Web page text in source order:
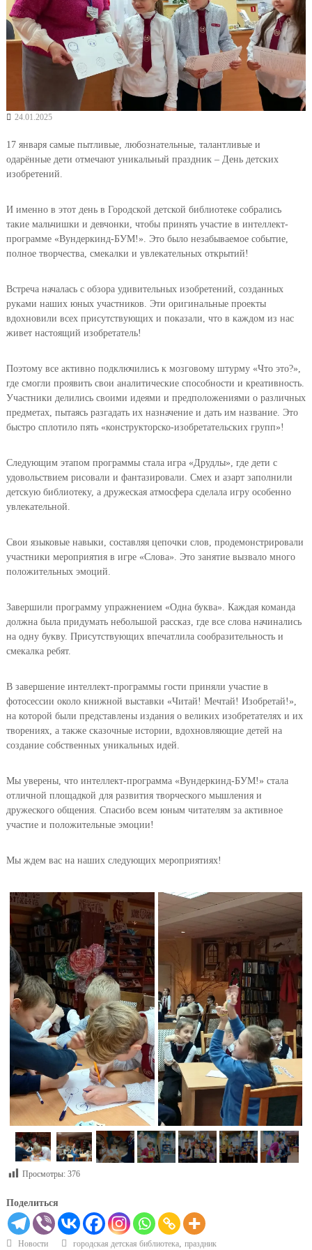
24.01.2025
17 января самые пытливые, любознательные, талантливые и
одарённые дети отмечают уникальный праздник – День детских
изобретений.
И именно в этот день в Городской детской библиотеке собрались
такие мальчишки и девчонки, чтобы принять участие в интеллект-
программе «Вундеркинд-БУМ!». Это было незабываемое событие,
полное творчества, смекалки и увлекательных открытий!
Встреча началась с обзора удивительных изобретений, созданных
руками наших юных участников. Эти оригинальные проекты
вдохновили всех присутствующих и показали, что в каждом из нас
живет настоящий изобретатель!
Поэтому все активно подключились к мозговому штурму «Что это?»,
где смогли проявить свои аналитические способности и креативность.
Участники делились своими идеями и предположениями о различных
предметах, пытаясь разгадать их назначение и дать им название. Это
быстро сплотило пять «конструкторско-изобретательских групп»!
Следующим этапом программы стала игра «Друдлы», где дети с
удовольствием рисовали и фантазировали. Смех и азарт заполнили
детскую библиотеку, а дружеская атмосфера сделала игру особенно
увлекательной.
Свои языковые навыки, составляя цепочки слов, продемонстрировали
участники мероприятия в игре «Слова». Это занятие вызвало много
положительных эмоций.
Завершили программу упражнением «Одна буква». Каждая команда
должна была придумать небольшой рассказ, где все слова начинались
на одну букву. Присутствующих впечатлила сообразительность и
смекалка ребят.
В завершение интеллект-программы гости приняли участие в
фотосессии около книжной выставки «Читай! Мечтай! Изобретай!»,
на которой были представлены издания о великих изобретателях и их
творениях, а также сказочные истории, вдохновляющие детей на
создание собственных уникальных идей.
Мы уверены, что интеллект-программа «Вундеркинд-БУМ!» стала
отличной площадкой для развития творческого мышления и
дружеского общения. Спасибо всем юным читателям за активное
участие и положительные эмоции!
Мы ждем вас на наших следующих мероприятиях!
Просмотры: 376
Поделиться
Новости городская детская библиотека, праздник